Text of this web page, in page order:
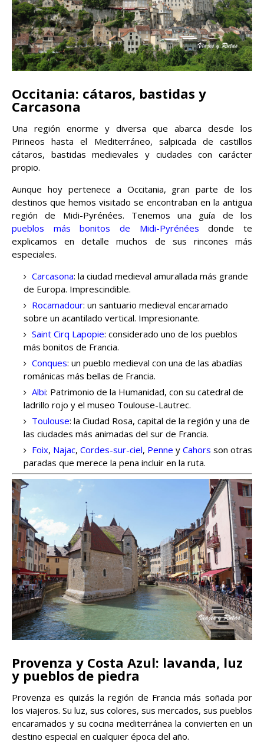
Occitania: cátaros, bastidas y
Carcasona
Una región enorme y diversa que abarca desde los
Pirineos hasta el Mediterráneo, salpicada de castillos
cátaros, bastidas medievales y ciudades con carácter
propio.
Aunque hoy pertenece a Occitania, gran parte de los
destinos que hemos visitado se encontraban en la antigua
región de Midi-Pyrénées. Tenemos una guía de los
pueblos más bonitos de Midi-Pyrénées donde te
explicamos en detalle muchos de sus rincones más
especiales.
Carcasona: la ciudad medieval amurallada más grande
de Europa. Imprescindible.
Rocamadour: un santuario medieval encaramado
sobre un acantilado vertical. Impresionante.
Saint Cirq Lapopie: considerado uno de los pueblos
más bonitos de Francia.
Conques: un pueblo medieval con una de las abadías
románicas más bellas de Francia.
Albi: Patrimonio de la Humanidad, con su catedral de
ladrillo rojo y el museo Toulouse-Lautrec.
Toulouse: la Ciudad Rosa, capital de la región y una de
las ciudades más animadas del sur de Francia.
Foix, Najac, Cordes-sur-ciel, Penne y Cahors son otras
paradas que merece la pena incluir en la ruta.
Provenza y Costa Azul: lavanda, luz
y pueblos de piedra
Provenza es quizás la región de Francia más soñada por
los viajeros. Su luz, sus colores, sus mercados, sus pueblos
encaramados y su cocina mediterránea la convierten en un
destino especial en cualquier época del año.